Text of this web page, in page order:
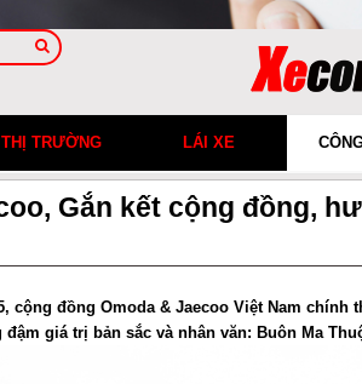
THỊ TRƯỜNG LÁI XE
Gắn kết cộng đồng,
cộng đồng Omoda & Jaecoo Việt Nam
giá trị bản sắc và nhân văn: Buôn Ma